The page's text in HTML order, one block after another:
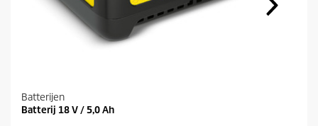
Batterijen
Batterij 18 V / 5,0 Ah